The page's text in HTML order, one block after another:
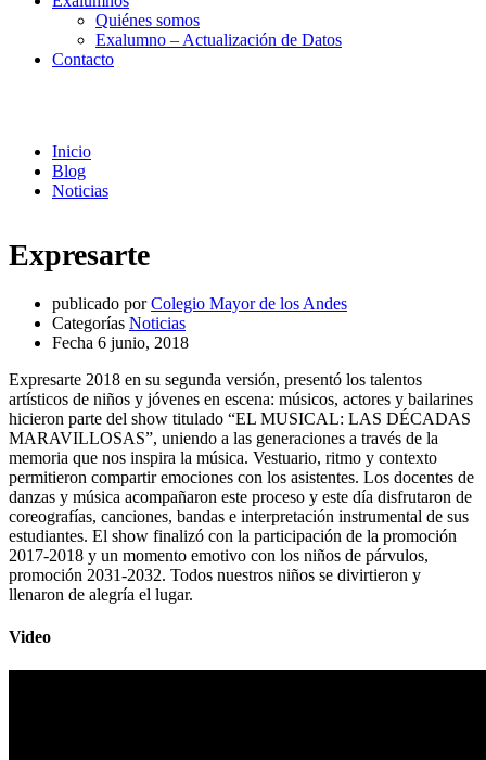
Quiénes somos
Exalumno – Actualización de Datos
Contacto
Inicio
Blog
Noticias
Expresarte
publicado por Colegio Mayor de los Andes
Categorías Noticias
Fecha 6 junio, 2018
Expresarte 2018 en su segunda versión, presentó los talentos
artísticos de niños y jóvenes en escena: músicos, actores y bailarines
hicieron parte del show titulado “EL MUSICAL: LAS DÉCADAS
MARAVILLOSAS”, uniendo a las generaciones a través de la
memoria que nos inspira la música. Vestuario, ritmo y contexto
permitieron compartir emociones con los asistentes. Los docentes de
danzas y música acompañaron este proceso y este día disfrutaron de
coreografías, canciones, bandas e interpretación instrumental de sus
estudiantes. El show finalizó con la participación de la promoción
2017-2018 y un momento emotivo con los niños de párvulos,
promoción 2031-2032. Todos nuestros niños se divirtieron y
llenaron de alegría el lugar.
Video